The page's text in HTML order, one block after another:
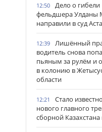
12:50
Дело о гибели
фельдшера Улданы
направили в суд
12:39
Лишённый
водитель снова
пьяным за рулём и
в колонию в
области
12:21
Стало
нового главного
сборной